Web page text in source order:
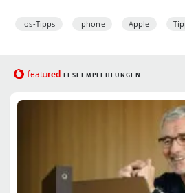
Ios-Tipps Iphone Apple
featured LESEEMPFEHLUNGEN